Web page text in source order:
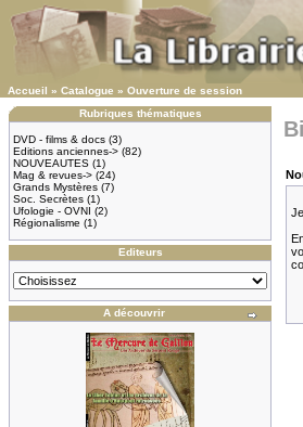
Accueil » Catalogue » Ouverture de session
Rubriques thématiques
DVD - films & docs (3)
Editions anciennes-> (82)
NOUVEAUTES (1)
Mag & revues-> (24)
Grands Mystères (7)
Soc. Secrètes (1)
Ufologie - OVNI (2)
Régionalisme (1)
Editeurs
A découvrir